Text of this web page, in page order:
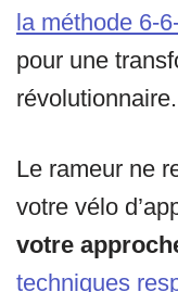
la méthode 6-
pour une
révolutionnaire.
Le rameur ne
votre vélo
votre
techniques